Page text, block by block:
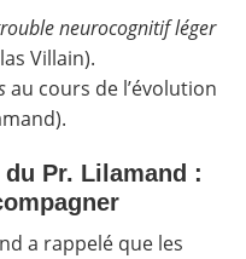
neurocognitif léger
Villain).
au cours de l’évolution
Pr. Lilamand :
a rappelé que les